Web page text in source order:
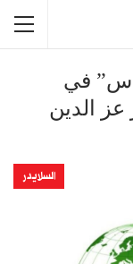
في
عز الدين
السلايدر